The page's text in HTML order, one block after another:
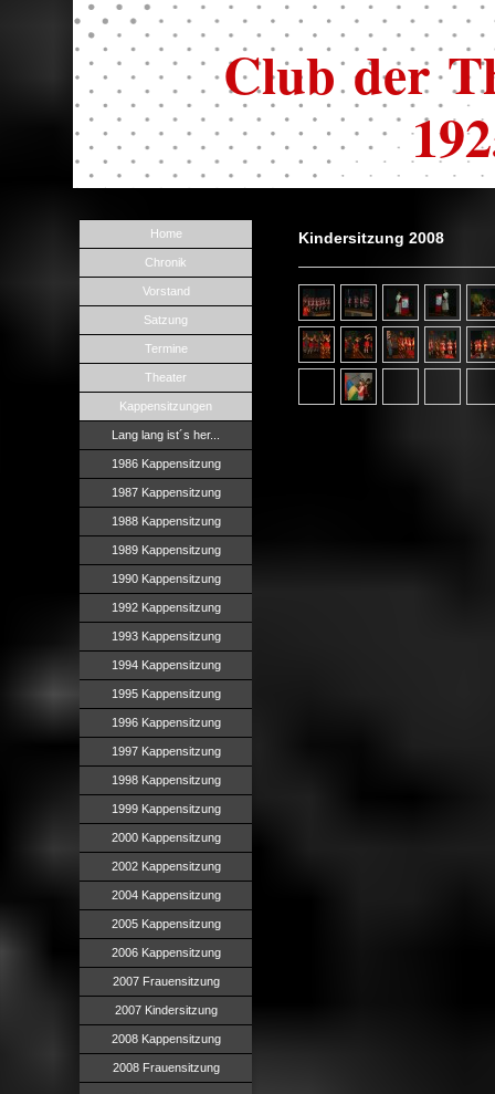
Club der
Home
Chronik
Vorstand
Satzung
Termine
Theater
Kappensitzungen
Lang lang ist´s her...
1986 Kappensitzung
1987 Kappensitzung
1988 Kappensitzung
1989 Kappensitzung
1990 Kappensitzung
1992 Kappensitzung
1993 Kappensitzung
1994 Kappensitzung
1995 Kappensitzung
1996 Kappensitzung
1997 Kappensitzung
1998 Kappensitzung
1999 Kappensitzung
2000 Kappensitzung
2002 Kappensitzung
2004 Kappensitzung
2005 Kappensitzung
2006 Kappensitzung
2007 Frauensitzung
2007 Kindersitzung
2008 Kappensitzung
2008 Frauensitzung
Kindersitzung 2008